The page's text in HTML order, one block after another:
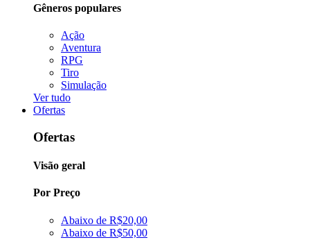
Gêneros populares
Ação
Aventura
RPG
Tiro
Simulação
Ver tudo
Ofertas
Ofertas
Visão geral
Por Preço
Abaixo de R$20,00
Abaixo de R$50,00